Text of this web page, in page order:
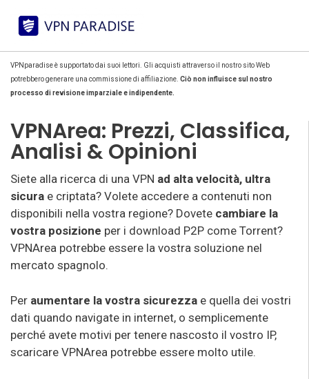
VPNparadise è supportato dai suoi lettori. Gli acquisti attraverso il nostro sito Web
potrebbero generare una commissione di affiliazione. Ciò non influisce sul nostro
processo di revisione imparziale e indipendente.
VPNArea: Prezzi, Classifica,
Analisi & Opinioni
Siete alla ricerca di una VPN ad alta velocità, ultra
sicura e criptata? Volete accedere a contenuti non
disponibili nella vostra regione? Dovete cambiare la
vostra posizione per i download P2P come Torrent?
VPNArea potrebbe essere la vostra soluzione nel
mercato spagnolo.
Per aumentare la vostra sicurezza e quella dei vostri
dati quando navigate in internet, o semplicemente
perché avete motivi per tenere nascosto il vostro IP,
scaricare VPNArea potrebbe essere molto utile.